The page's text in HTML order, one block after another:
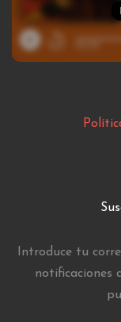
Introduce tu
notificaciones